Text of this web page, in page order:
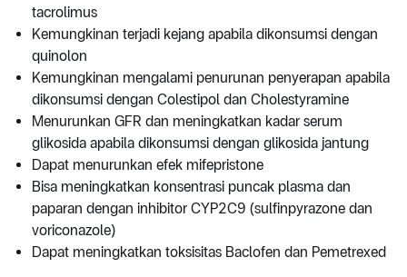
tacrolimus
Kemungkinan terjadi kejang apabila dikonsumsi dengan
quinolon
Kemungkinan mengalami penurunan penyerapan apabila
dikonsumsi dengan Colestipol dan Cholestyramine
Menurunkan GFR dan meningkatkan kadar serum
glikosida apabila dikonsumsi dengan glikosida jantung
Dapat menurunkan efek mifepristone
Bisa meningkatkan konsentrasi puncak plasma dan
paparan dengan inhibitor CYP2C9 (sulfinpyrazone dan
voriconazole)
Dapat meningkatkan toksisitas Baclofen dan Pemetrexed